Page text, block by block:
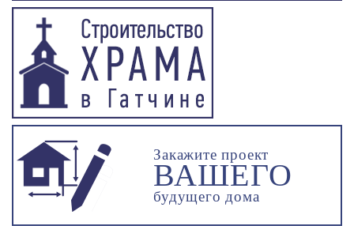
Закажите проект
ВАШЕГО
будущего дома